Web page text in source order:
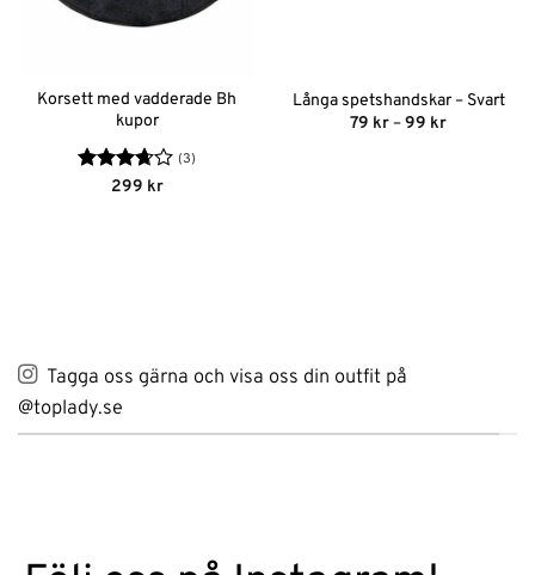
Korsett med vadderade Bh
kupor
Betygsatt
(3)
299 kr
Långa spetshandskar – Svart
79 kr–99 kr
Tagga oss gärna och visa oss din outfit på
@toplady.se